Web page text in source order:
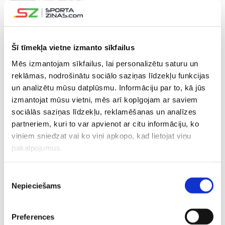
Šī tīmekļa vietne izmanto sīkfailus
Mēs izmantojam sīkfailus, lai personalizētu saturu un
reklāmas, nodrošinātu sociālo saziņas līdzekļu funkcijas
un analizētu mūsu datplūsmu. Informāciju par to, kā jūs
izmantojat mūsu vietni, mēs arī kopīgojam ar saviem
sociālās saziņas līdzekļu, reklamēšanas un analīzes
partneriem, kuri to var apvienot ar citu informāciju, ko
viņiem sniedzat vai ko viņi apkopo, kad lietojat viņu
pakalpojumus.
izvēle
Nepieciešams
Preferences
26.05.2026 21:31
“Mums ir fenomenāls kolektīvs, lai
uztaisītu vēsturi!” – Latvijas izlases
ģērbtuve pēc lielās uzvaras
26.05.2026 19:13
Pirms PČ daudzi neticēja – Andersons
dalās emocijās par 1/4 fināla
sasniegšanu
EKSKLUZĪVI
Ungāru uzbrucējs pēc sagrāves pret